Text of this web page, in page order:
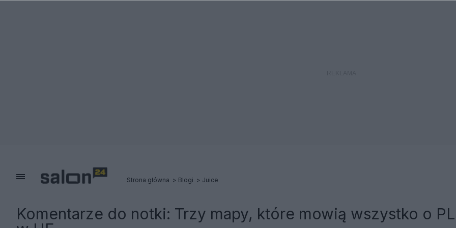
Strona główna Blogi Juice
Komentarze do notki: Trzy mapy, które mowią wszystko o PL